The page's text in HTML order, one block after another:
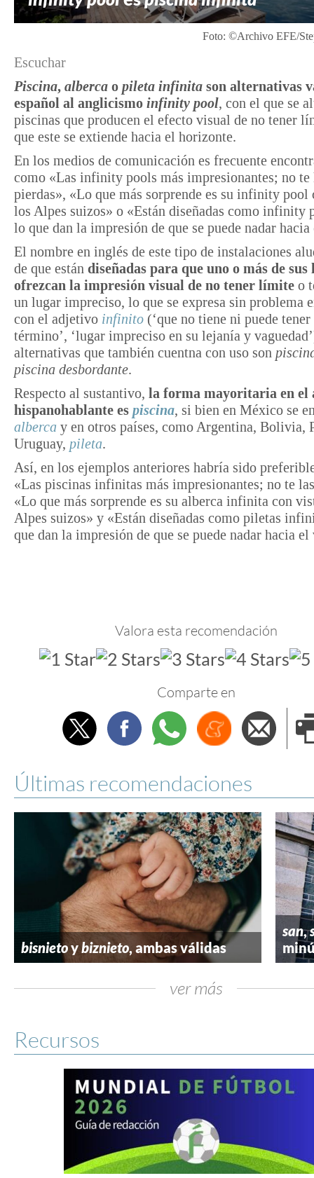
Foto: ©Archivo EFE/
Escuchar
Piscina, alberca o pileta infinita son alternativas
español al anglicismo infinity pool, con el que se
piscinas que producen el efecto visual de no tener
que este se extiende hacia el horizonte.
En los medios de comunicación es frecuente
como «Las infinity pools más impresionantes; no te
pierdas», «Lo que más sorprende es su infinity pool
los Alpes suizos» o «Están diseñadas como infinity
lo que dan la impresión de que se puede nadar
El nombre en inglés de este tipo de instalaciones
de que están diseñadas para que uno o más de sus
ofrezcan la impresión visual de no tener límite o
un lugar impreciso, lo que se expresa sin problema
con el adjetivo infinito (‘que no tiene ni puede
término’, ‘lugar impreciso en su lejanía y
alternativas que también cuentna con uso son
piscina desbordante.
Respecto al sustantivo, la forma mayoritaria en el
hispanohablante es piscina, si bien en México se
alberca y en otros países, como Argentina, Bolivia,
Uruguay, pileta.
Así, en los ejemplos anteriores habría sido
«Las piscinas infinitas más impresionantes; no te
«Lo que más sorprende es su alberca infinita con
Alpes suizos» y «Están diseñadas como piletas
que dan la impresión de que se puede nadar hacia
Valora esta recomendación
Comparte en
TwitterFacebookWhatsappMenéame
Últimas recomendaciones
bisnietoybiznieto, ambas válidas
san,
ver más
Recursos